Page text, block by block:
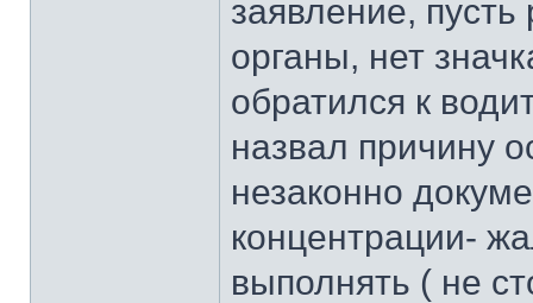
заявление,
органы, нет
обратился к
назвал причину
незаконно
концентрации-
выполнять ( не